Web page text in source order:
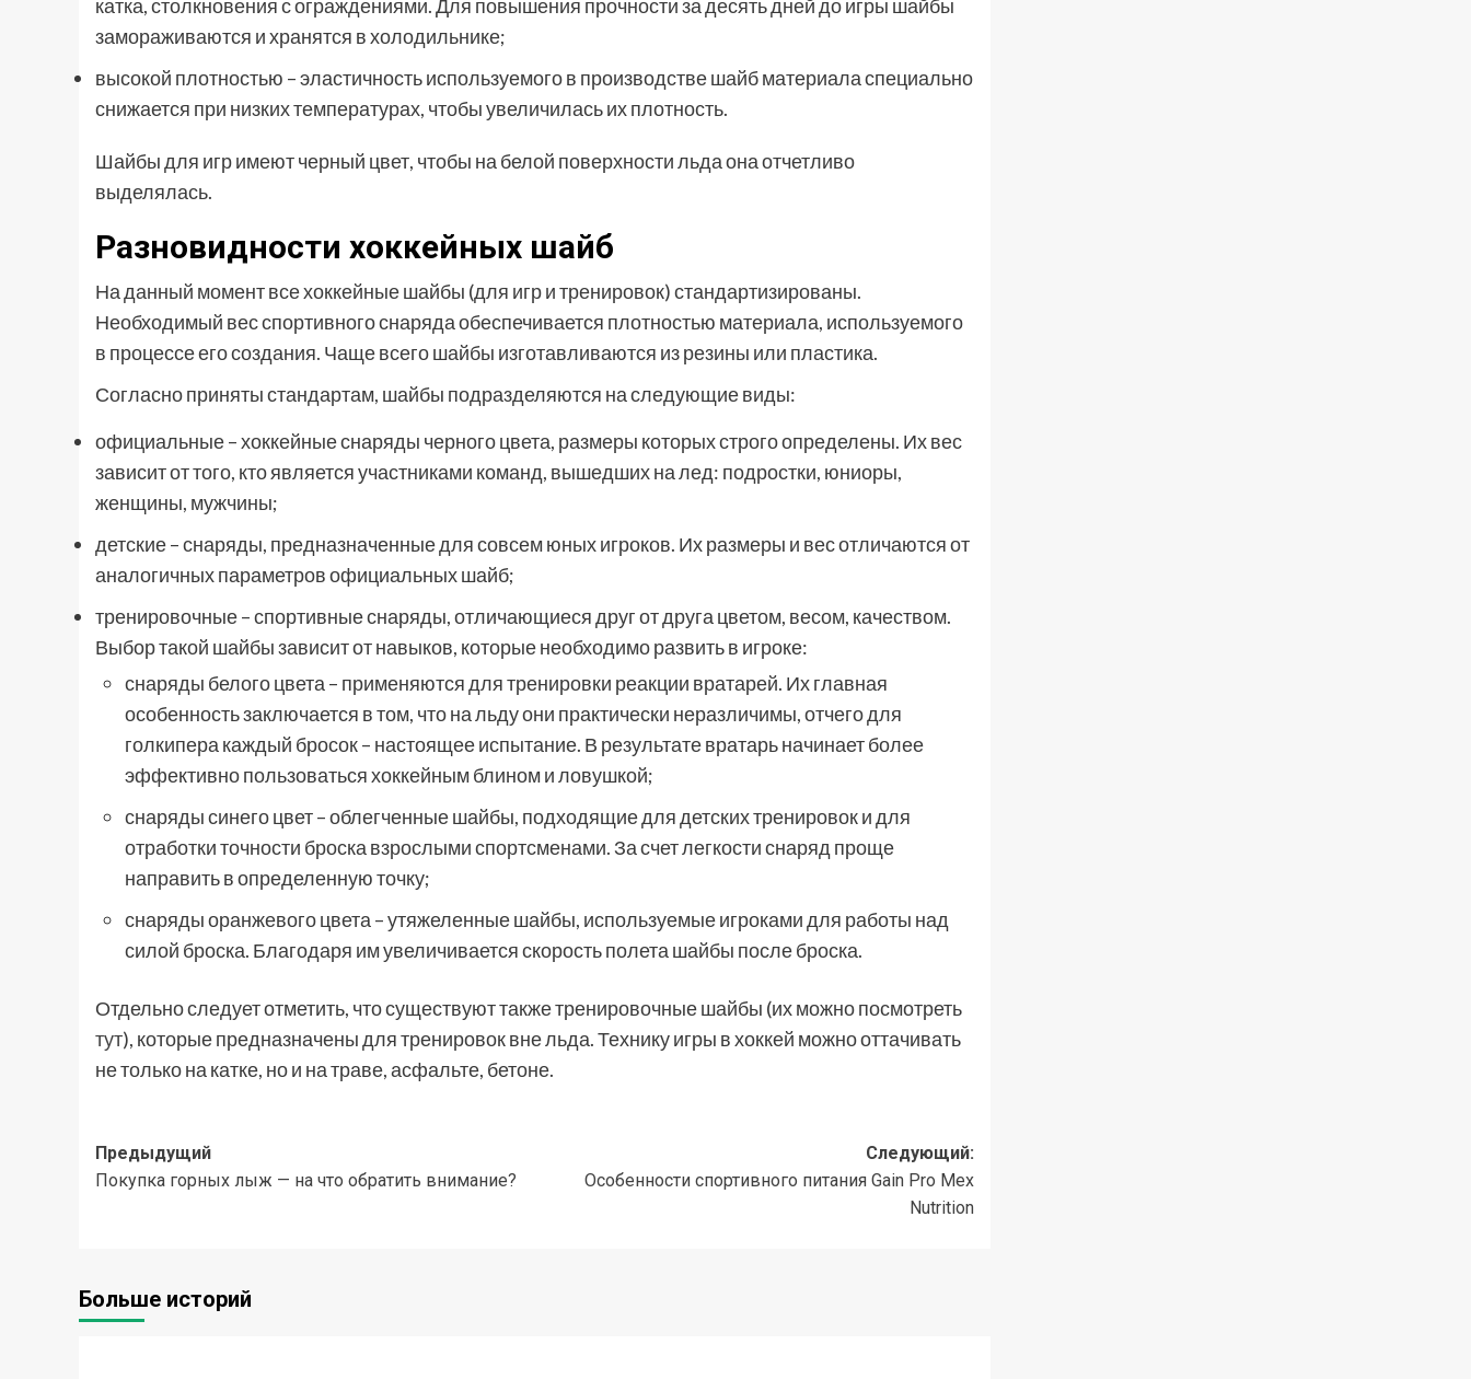
катка, столкновения с ограждениями. Для повышения прочности за десять дней до игры шайбы
замораживаются и хранятся в холодильнике;
высокой плотностью – эластичность используемого в производстве шайб материала специально
снижается при низких температурах, чтобы увеличилась их плотность.
Шайбы для игр имеют черный цвет, чтобы на белой поверхности льда она отчетливо
выделялась.
Разновидности хоккейных шайб
На данный момент все хоккейные шайбы (для игр и тренировок) стандартизированы.
Необходимый вес спортивного снаряда обеспечивается плотностью материала, используемого
в процессе его создания. Чаще всего шайбы изготавливаются из резины или пластика.
Согласно приняты стандартам, шайбы подразделяются на следующие виды:
официальные – хоккейные снаряды черного цвета, размеры которых строго определены. Их вес
зависит от того, кто является участниками команд, вышедших на лед: подростки, юниоры,
женщины, мужчины;
детские – снаряды, предназначенные для совсем юных игроков. Их размеры и вес отличаются от
аналогичных параметров официальных шайб;
тренировочные – спортивные снаряды, отличающиеся друг от друга цветом, весом, качеством.
Выбор такой шайбы зависит от навыков, которые необходимо развить в игроке:
снаряды белого цвета – применяются для тренировки реакции вратарей. Их главная
особенность заключается в том, что на льду они практически неразличимы, отчего для
голкипера каждый бросок – настоящее испытание. В результате вратарь начинает более
эффективно пользоваться хоккейным блином и ловушкой;
снаряды синего цвет – облегченные шайбы, подходящие для детских тренировок и для
отработки точности броска взрослыми спортсменами. За счет легкости снаряд проще
направить в определенную точку;
снаряды оранжевого цвета – утяжеленные шайбы, используемые игроками для работы над
силой броска. Благодаря им увеличивается скорость полета шайбы после броска.
Отдельно следует отметить, что существуют также тренировочные шайбы (их можно посмотреть
тут), которые предназначены для тренировок вне льда. Технику игры в хоккей можно оттачивать
не только на катке, но и на траве, асфальте, бетоне.
Навигация
записи
Предыдущий
Покупка горных лыж — на что обратить внимание?
Следующий:
Особенности спортивного питания Gain Pro Mex
Nutrition
Больше историй